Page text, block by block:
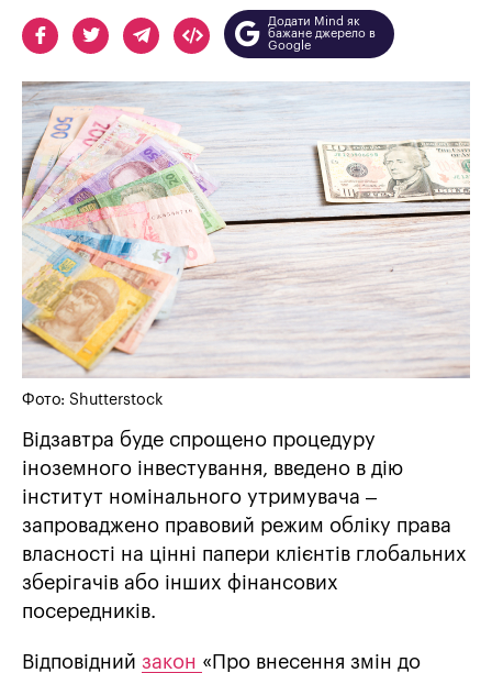
Додати Mind як
бажане джерело в
Google
Фото: Shutterstock
Відзавтра буде спрощено процедуру
іноземного інвестування, введено в дію
інститут номінального утримувача –
запроваджено правовий режим обліку права
власності на цінні папери клієнтів глобальних
зберігачів або інших фінансових
посередників.
Відповідний закон «Про внесення змін до